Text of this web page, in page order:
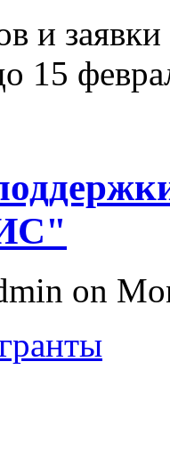
и
15
on